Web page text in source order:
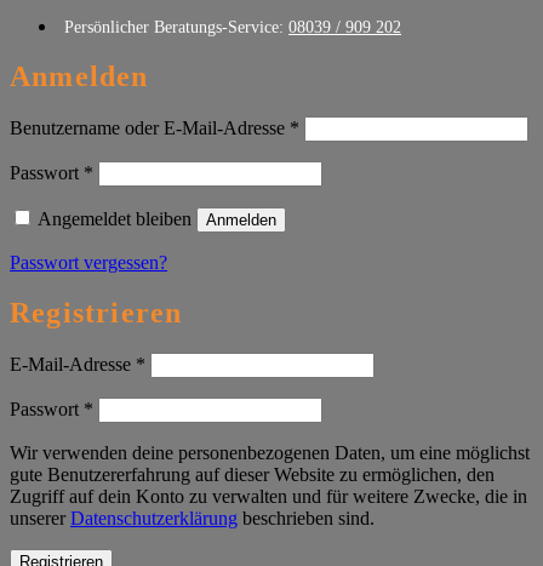
Persönlicher Beratungs-Service: 08039 / 909 202
Anmelden
Benutzername oder E-Mail-Adresse *
Passwort *
Angemeldet bleiben Anmelden
Passwort vergessen?
Registrieren
E-Mail-Adresse *
Passwort *
Wir verwenden deine personenbezogenen Daten, um eine möglichst
gute Benutzererfahrung auf dieser Website zu ermöglichen, den
Zugriff auf dein Konto zu verwalten und für weitere Zwecke, die in
unserer Datenschutzerklärung beschrieben sind.
Registrieren